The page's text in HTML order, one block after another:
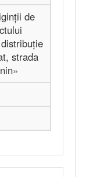
de
strada